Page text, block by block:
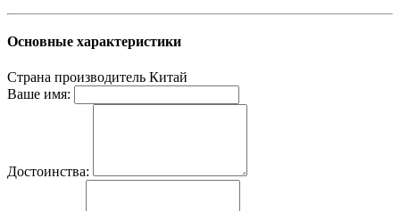
Основные характеристики
Страна производитель Китай
Ваше имя:
Достоинства: